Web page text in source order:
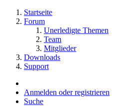
Startseite
Forum
Unerledigte Themen
Team
Mitglieder
Downloads
Support
Anmelden oder registrieren
Suche